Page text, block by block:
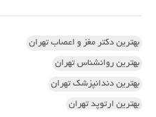
بهترین دکتر مغز و اعصاب تهران
بهترین روانشناس تهران
بهترین دندانپزشک تهران
بهترین ارتوپد تهران